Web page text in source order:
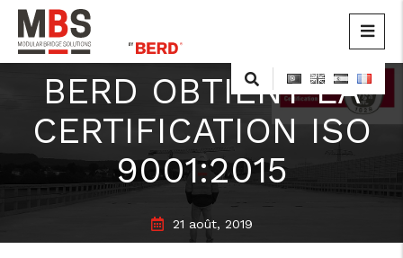
content
MBS
Modular Bridge Solutions
BERD OBTIENT LA
CERTIFICATION ISO
9001:2015
21 août, 2019